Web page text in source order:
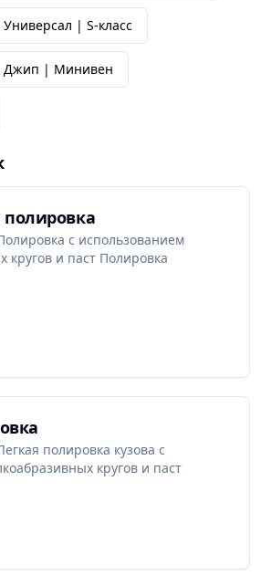
Универсал | S-класс
Джип | Минивен
полировка
с использованием
кругов и паст Полировка
полировка кузова с
кругов и паст